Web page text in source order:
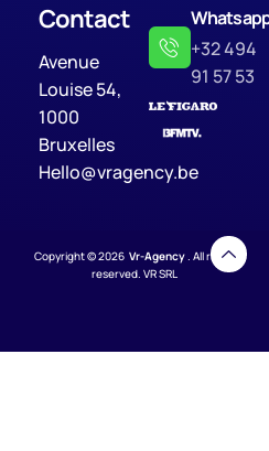
Contact
Avenue
Louise 54,
1000
Bruxelles
Hello@vragency.be
+32 494
91 57 53
Copyright © 2026 Vr-Agency. All rights
reserved. VR SRL